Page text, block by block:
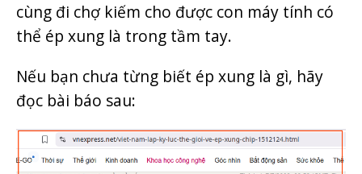
cùng đi chợ kiếm cho được con máy tính có
thể ép xung là trong tầm tay.
Nếu bạn chưa từng biết ép xung là gì, hãy
đọc bài báo sau: